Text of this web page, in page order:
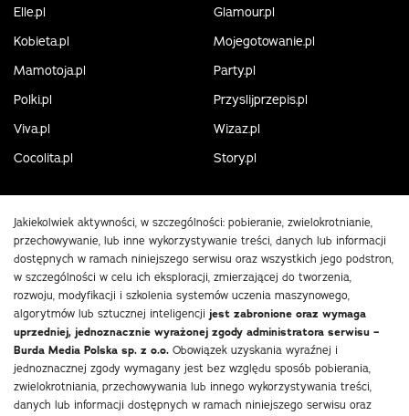
Elle.pl
Glamour.pl
Kobieta.pl
Mojegotowanie.pl
Mamotoja.pl
Party.pl
Polki.pl
Przyslijprzepis.pl
Viva.pl
Wizaz.pl
Cocolita.pl
Story.pl
Jakiekolwiek aktywności, w szczególności: pobieranie, zwielokrotnianie,
przechowywanie, lub inne wykorzystywanie treści, danych lub informacji
dostępnych w ramach niniejszego serwisu oraz wszystkich jego podstron,
w szczególności w celu ich eksploracji, zmierzającej do tworzenia,
rozwoju, modyfikacji i szkolenia systemów uczenia maszynowego,
algorytmów lub sztucznej inteligencji jest zabronione oraz wymaga
uprzedniej, jednoznacznie wyrażonej zgody administratora serwisu –
Burda Media Polska sp. z o.o. Obowiązek uzyskania wyraźnej i
jednoznacznej zgody wymagany jest bez względu sposób pobierania,
zwielokrotniania, przechowywania lub innego wykorzystywania treści,
danych lub informacji dostępnych w ramach niniejszego serwisu oraz